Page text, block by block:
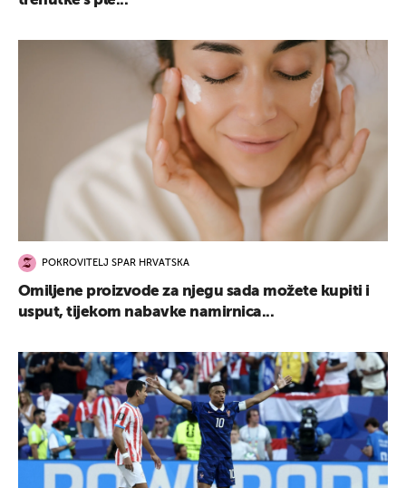
POKROVITELJ SPAR HRVATSKA
Omiljene proizvode za njegu sada možete kupiti i
usput, tijekom nabavke namirnica...
UKLJUČITE NOTIFIKACIJE